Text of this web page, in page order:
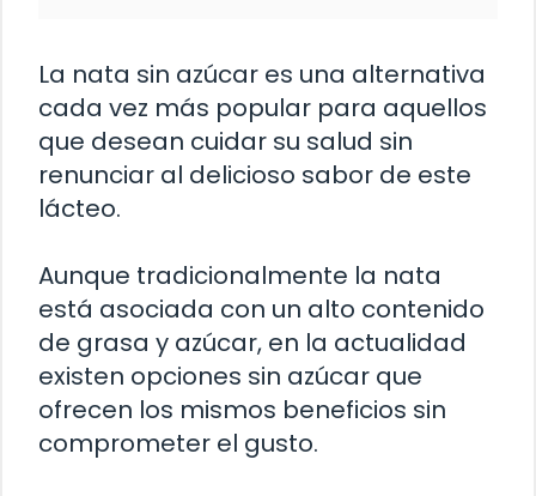
La nata sin azúcar es una alternativa
cada vez más popular para aquellos
que desean cuidar su salud sin
renunciar al delicioso sabor de este
lácteo.
Aunque tradicionalmente la nata
está asociada con un alto contenido
de grasa y azúcar, en la actualidad
existen opciones sin azúcar que
ofrecen los mismos beneficios sin
comprometer el gusto.